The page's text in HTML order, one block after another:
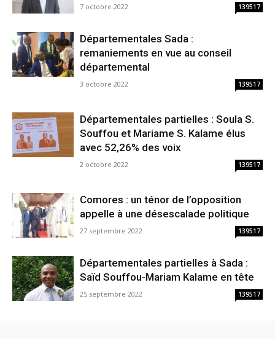
7 octobre 2022 139517
Départementales Sada :
remaniements en vue au conseil
départemental
3 octobre 2022 139517
Départementales partielles : Soula S.
Souffou et Mariame S. Kalame élus
avec 52,26% des voix
2 octobre 2022 139517
Comores : un ténor de l’opposition
appelle à une désescalade politique
27 septembre 2022 139517
Départementales partielles à Sada :
Saïd Souffou-Mariam Kalame en tête
25 septembre 2022 139517